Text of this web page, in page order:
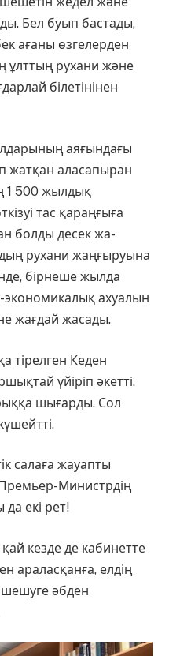
Бел буып бастады,
ағаны өзгелер­ден
ұлттың рухани және
білетінінен
аяғындағы
жатқан аласапыран
1 500 жылдық
тас қараңғыға
болды десек жа­
ру­хани жаңғыруына
бірнеше жылда
эко­но­микалық ахуалын
жағдай жасады.
тірелген Кеден
үйіріп әкетті.
шығарды. Сол
салаға жауапты
Министрдің
екі рет!
кезде де кабинетте
араласқанға, елдің
шешуге әбден